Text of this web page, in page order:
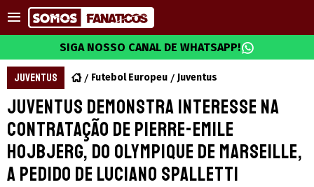
SIGA NOSSO CANAL DE WHATSAPP!
JUVENTUS Futebol Europeu Juventus
Juventus demonstra interesse na
contratação de Pierre-Emile
Hojbjerg, do Olympique de Marseille,
a pedido de Luciano Spalletti